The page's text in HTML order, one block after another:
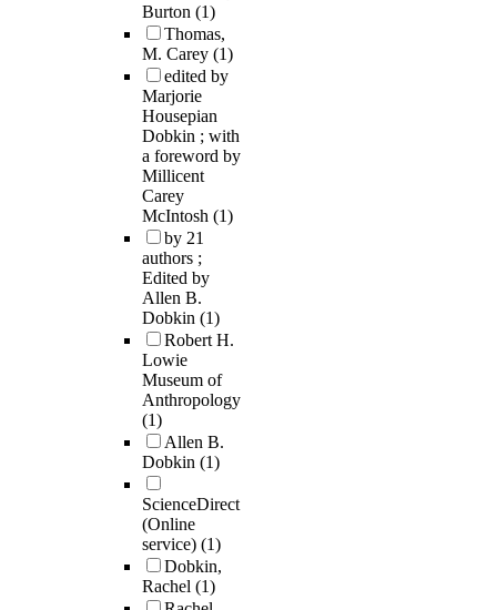
Burton (1)
Thomas,
M. Carey (1)
edited by
Marjorie
Housepian
Dobkin ; with
a foreword by
Millicent
Carey
McIntosh (1)
by 21
authors ;
Edited by
Allen B.
Dobkin (1)
Robert H.
Lowie
Museum of
Anthropology
(1)
Allen B.
Dobkin (1)
ScienceDirect
(Online
service) (1)
Dobkin,
Rachel (1)